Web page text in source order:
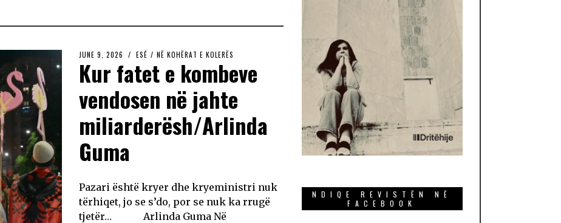
JUNE 9, 2026 ESÉ / NË KOHËRAT E KOLERËS
Kur fatet e kombeve
vendosen në jahte
miliarderësh/Arlinda
Guma
Pazari është kryer dhe kryeministri nuk
tërhiqet, jo se s’do, por se nuk ka rrugë
tjetër… Arlinda Guma Në
NDIQE REVISTËN NË
FACEBOOK